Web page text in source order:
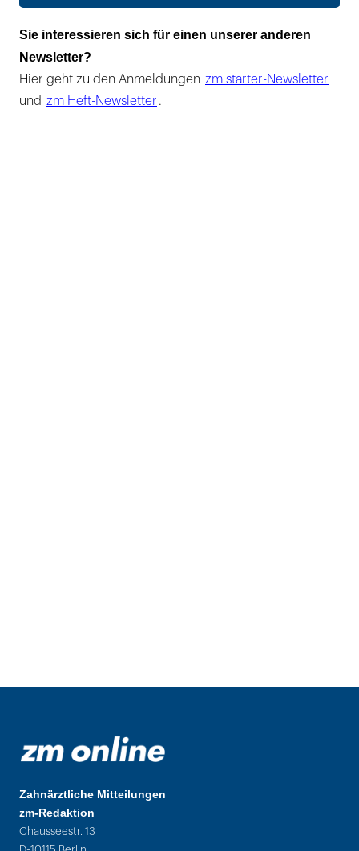
Sie interessieren sich für einen unserer anderen
Newsletter?
Hier geht zu den Anmeldungen zm starter-Newsletter
und zm Heft-Newsletter .
Zahnärztliche Mitteilungen
zm-Redaktion
Chausseestr. 13